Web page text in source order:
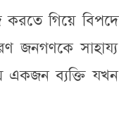
গিয়ে বিপদে
জনগণকে সাহায্য
একজন ব্যক্তি যখন